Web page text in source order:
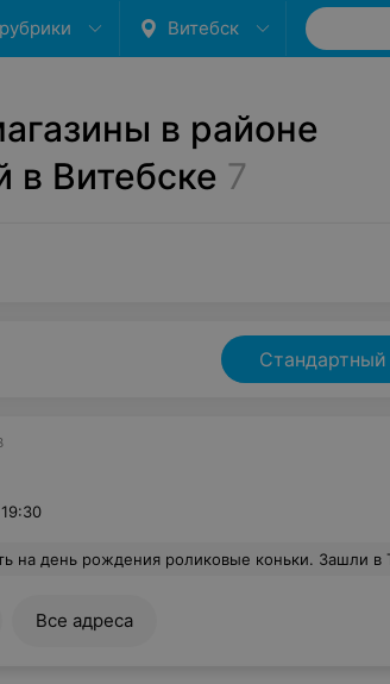
Витебск
в районе
в Витебске 7
Мега". Вы нас просто покорили большим ассортиментом роликов. Консультант смог идеально подобрать модель, которая очень понравилась нашей
Все адреса